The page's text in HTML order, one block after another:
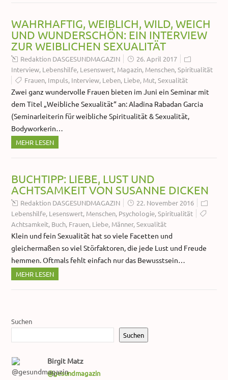
WAHRHAFTIG, WEIBLICH, WILD, WEICH
UND WUNDERSCHÖN: EIN INTERVIEW
ZUR WEIBLICHEN SEXUALITÄT
Redaktion DASGESUNDMAGAZIN
26. April 2017
Interview, Lebenshilfe, Lesenswert, Magazin, Menschen,Spiritualität
Frauen, Impuls, Interview, Leben, Liebe, Mut,Sexualität
Zwei ganz wundervolle Frauen bieten im Juni ein Seminar mit
dem Titel „Weibliche Sexualität“ an: Aladina Rabadan Garcia
(Seminarleiterin für weibliche Spiritualität & Sexualität,
Bodyworkerin…
MEHR LESEN
BUCHTIPP: LIEBE, LUST UND
ACHTSAMKEIT VON SUSANNE DICKEN
Redaktion DASGESUNDMAGAZIN
22. November 2016
Lebenshilfe, Lesenswert, Menschen, Psychologie,Spiritualität
Achtsamkeit, Buch, Frauen, Liebe, Männer,Sexualität
Klein und fein Sexualität hat so viele Facetten und
gleichermaßen so viel Störfaktoren, die jede Lust und Freude
hemmen. Oftmals fehlt einfach nur das Bewusstsein…
MEHR LESEN
Suchen
Suchen
Birgit Matz
@gesundmagazin